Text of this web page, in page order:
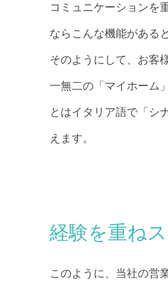
コミュニケーションを
ならこんな機能がある
そのようにして、お客
一無二の「マイホーム
とはイタリア語で「シ
えます。
経験を重ね
このように、当社の営